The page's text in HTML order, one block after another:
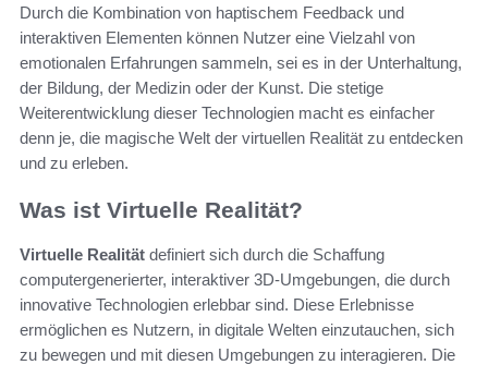
Durch die Kombination von haptischem Feedback und
interaktiven Elementen können Nutzer eine Vielzahl von
emotionalen Erfahrungen sammeln, sei es in der Unterhaltung,
der Bildung, der Medizin oder der Kunst. Die stetige
Weiterentwicklung dieser Technologien macht es einfacher
denn je, die magische Welt der virtuellen Realität zu entdecken
und zu erleben.
Was ist Virtuelle Realität?
Virtuelle Realität definiert sich durch die Schaffung
computergenerierter, interaktiver 3D-Umgebungen, die durch
innovative Technologien erlebbar sind. Diese Erlebnisse
ermöglichen es Nutzern, in digitale Welten einzutauchen, sich
zu bewegen und mit diesen Umgebungen zu interagieren. Die